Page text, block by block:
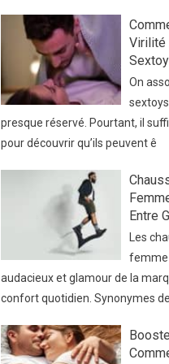
Virilité
On
presque réservé. Pourtant, il
pour découvrir qu’ils peuvent ê
Entre
Les
femme
audacieux et glamour de la
confort quotidien. Synonymes